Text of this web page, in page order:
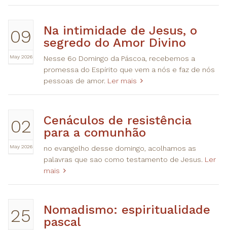
09
May 2026
Na intimidade de Jesus, o
segredo do Amor Divino
Nesse 6o Domingo da Páscoa, recebemos a
promessa do Espírito que vem a nós e faz de nós
pessoas de amor. Ler mais
02
May 2026
Cenáculos de resistência
para a comunhão
no evangelho desse domingo, acolhamos as
palavras que sao como testamento de Jesus. Ler
mais
25
Nomadismo: espiritualidade
pascal